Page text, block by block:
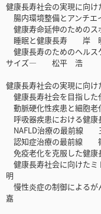
健康長寿社会の実現に向け
腸内環境整備とアンチ
健康寿命延伸のための
睡眠と健康長寿 岸
健康長寿のためのヘル
サイズ― 松平 浩
健康長寿社会の実現に向け
健康長寿社会を目指し
動脈硬化性疾患と細胞
呼吸器疾患における健
NAFLD治療の最前線
認知症治療の最前線
免疫老化を克服した健
健康長寿社会に向けた
明
慢性炎症の制御による
嘉